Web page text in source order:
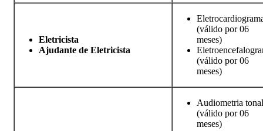
Eletricista
Ajudante de Eletricista
(válido por 06
meses)
(válido por 06
meses)
Audiometria tonal
(válido por 06
meses)